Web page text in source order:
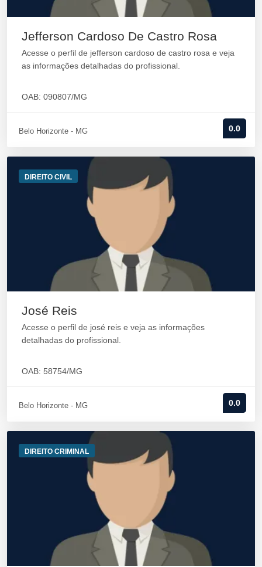
Jefferson Cardoso De Castro Rosa
Acesse o perfil de jefferson cardoso de castro rosa e veja
as informações detalhadas do profissional.
OAB: 090807/MG
Belo Horizonte - MG 0.0
DIREITO CIVIL
José Reis
Acesse o perfil de josé reis e veja as informações
detalhadas do profissional.
OAB: 58754/MG
Belo Horizonte - MG 0.0
DIREITO CRIMINAL